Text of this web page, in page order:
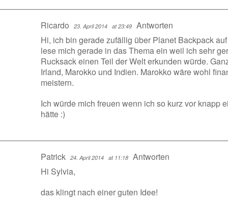
Ricardo 23. April 2014 at 23:49 Antworten
Hi, ich bin gerade zufällig über Planet Backpack
lese mich gerade in das Thema ein weil ich sehr
Rucksack einen Teil der Welt erkunden würde.
Irland, Marokko und Indien. Marokko wäre wohl
meistern.
Ich würde mich freuen wenn ich so kurz vor knapp
hätte :)
Patrick 24. April 2014 at 11:18 Antworten
Hi Sylvia,
das klingt nach einer guten Idee!